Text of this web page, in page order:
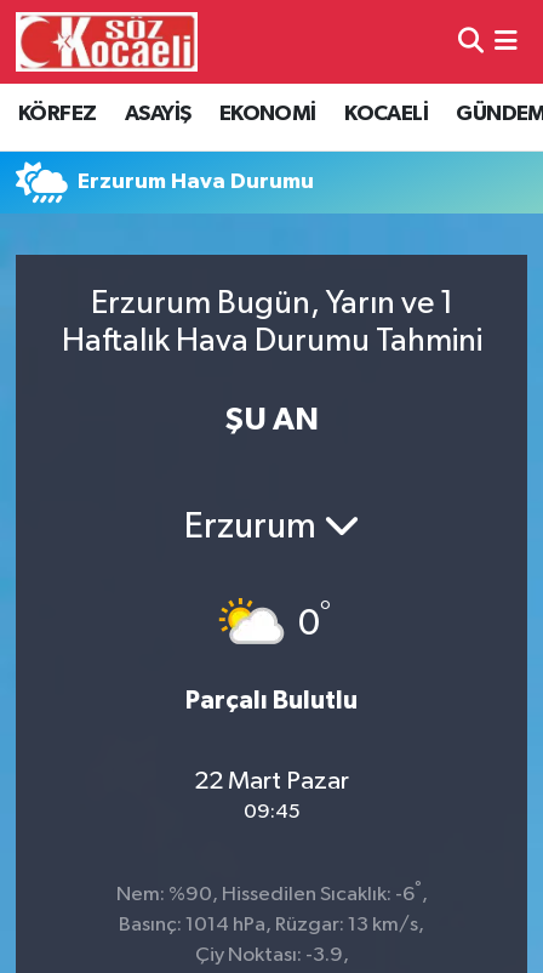
KÖRFEZ ASAYİŞ EKONOMİ KOCAELİ
Erzurum Hava Durumu
Erzurum Bugün, Yarın ve 1
Haftalık Hava Durumu Tahmini
ŞU AN
Erzurum
0°
Parçalı Bulutlu
22 Mart Pazar
09:45
Nem: %90, Hissedilen Sıcaklık: -6° ,
Basınç: 1014 hPa, Rüzgar: 13 km/s,
Çiy Noktası: -3.9,
Kocaeli Hava Durumu
Kocaeli Namaz Vakitleri
Süper Lig Puan Durumu ve Fikstür